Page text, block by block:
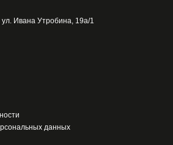
Ивана Утробина, 19а/1
данных